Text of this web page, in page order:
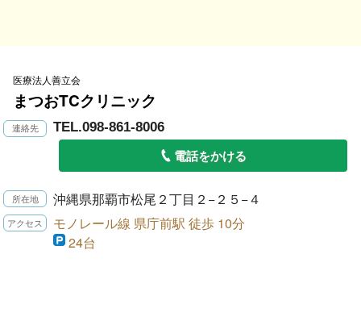
医療法人善立会
まつおTCクリニック
TEL.098-861-8006
電話をかける
沖縄県那覇市松尾２丁目２−２５−４
モノレール線 県庁前駅 徒歩 10分
24台